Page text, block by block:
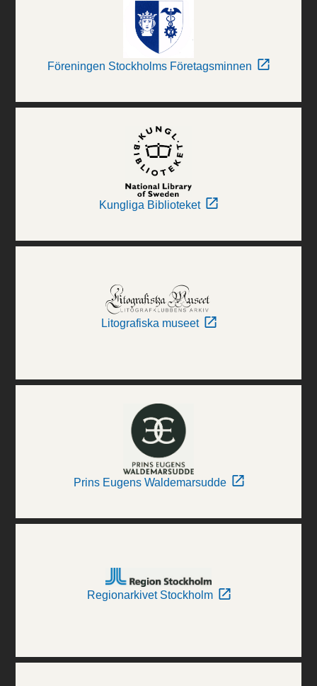
Föreningen Stockholms Företagsminnen
Kungliga Biblioteket
Litografiska museet
Prins Eugens Waldemarsudde
Regionarkivet Stockholm